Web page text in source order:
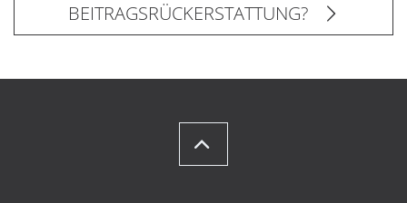
BEITRAGSRÜCKERSTATTUNG?